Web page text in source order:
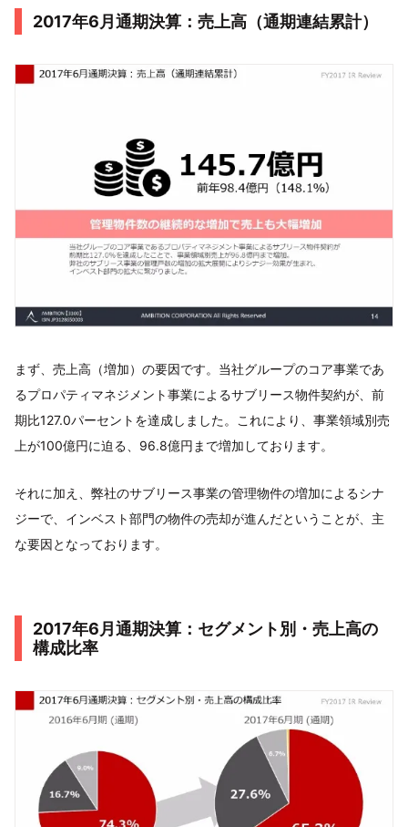
2017年6月通期決算：売上高（通期連結累計）
まず、売上高（増加）の要因です。当社グループのコア事業であ
るプロパティマネジメント事業によるサブリース物件契約が、前
期比127.0パーセントを達成しました。これにより、事業領域別売
上が100億円に迫る、96.8億円まで増加しております。
それに加え、弊社のサブリース事業の管理物件の増加によるシナ
ジーで、インベスト部門の物件の売却が進んだということが、主
な要因となっております。
2017年6月通期決算：セグメント別・売上高の
構成比率